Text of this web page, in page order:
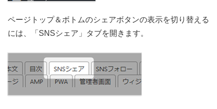
ページトップ＆ボトムのシェアボタンの表示を切り替える
には、「SNSシェア」タブを開きます。